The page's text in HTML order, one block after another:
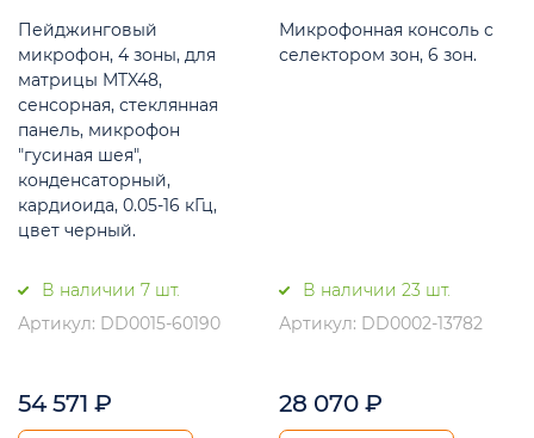
Пейджинговый
микрофон, 4 зоны, для
матрицы MTX48,
сенсорная, стеклянная
панель, микрофон
"гусиная шея",
конденсаторный,
кардиоида, 0.05-16 кГц,
цвет черный.
В наличии 7 шт.
Артикул: DD0015-60190
54 571 ₽
Микрофонная консоль с
селектором зон, 6 зон.
В наличии 23 шт.
Артикул: DD0002-13782
28 070 ₽